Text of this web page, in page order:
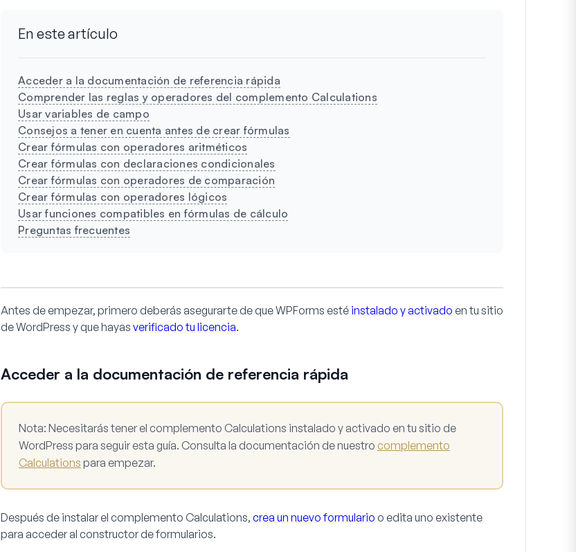
En este artículo
Acceder a la documentación de referencia rápida
Comprender las reglas y operadores del complemento Calculations
Usar variables de campo
Consejos a tener en cuenta antes de crear fórmulas
Crear fórmulas con operadores aritméticos
Crear fórmulas con declaraciones condicionales
Crear fórmulas con operadores de comparación
Crear fórmulas con operadores lógicos
Usar funciones compatibles en fórmulas de cálculo
Preguntas frecuentes
Antes de empezar, primero deberás asegurarte de que WPForms esté instalado y activado en tu sitio
de WordPress y que hayas verificado tu licencia.
Acceder a la documentación de referencia rápida
Nota: Necesitarás tener el complemento Calculations instalado y activado en tu sitio de
WordPress para seguir esta guía. Consulta la documentación de nuestro complemento
Calculations para empezar.
Después de instalar el complemento Calculations, crea un nuevo formulario o edita uno existente
para acceder al constructor de formularios.